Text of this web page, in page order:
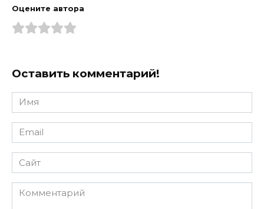
Оцените автора
Оставить комментарий!
Имя
*
Email
*
Сайт
Комментарий